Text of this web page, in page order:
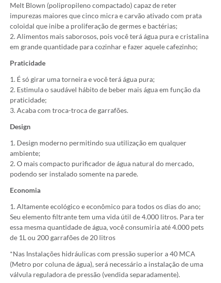
Melt Blown (polipropileno compactado) capaz de reter
impurezas maiores que cinco micra e carvão ativado com prata
coloidal que inibe a proliferação de germes e bactérias;
2. Alimentos mais saborosos, pois você terá água pura e cristalina
em grande quantidade para cozinhar e fazer aquele cafezinho;
Praticidade
1. É só girar uma torneira e você terá água pura;
2. Estimula o saudável hábito de beber mais água em função da
praticidade;
3. Acaba com troca-troca de garrafões.
Design
1. Design moderno permitindo sua utilização em qualquer
ambiente;
2. O mais compacto purificador de água natural do mercado,
podendo ser instalado somente na parede.
Economia
1. Altamente ecológico e econômico para todos os dias do ano;
Seu elemento filtrante tem uma vida útil de 4.000 litros. Para ter
essa mesma quantidade de água, você consumiria até 4.000 pets
de 1L ou 200 garrafões de 20 litros
*Nas Instalações hidráulicas com pressão superior a 40 MCA
(Metro por coluna de água), será necessário a instalação de uma
válvula reguladora de pressão (vendida separadamente).